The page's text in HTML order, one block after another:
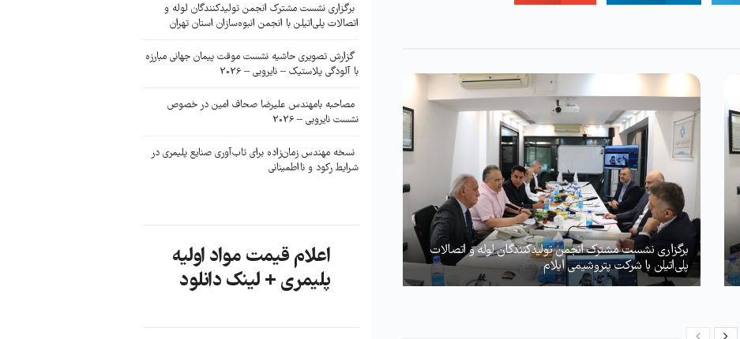
برگزاری نشست مشترک انجمن تولیدکنندگان لوله و اتصالات
پلی‌اتیلن با شرکت پتروشیمی ایلام
برگزاری نشست مشترک انجمن تولیدکنندگان لوله و
اتصالات پلی‌اتیلن با انجمن انبوه‌سازان استان تهران
گزارش تصویری حاشیه نشست موقت پیمان جهانی مبارزه
با آلودگی پلاستیک – نایروبی – 2026
مصاحبه بامهندس علیرضا صحاف امین در خصوص
نشست نایروبی – 2026
نسخه مهندس زمان‌زاده برای تاب‌آوری صنایع پلیمری در
شرایط رکود و نااطمینانی
اعلام قیمت مواد اولیه
پلیمری + لینک دانلود